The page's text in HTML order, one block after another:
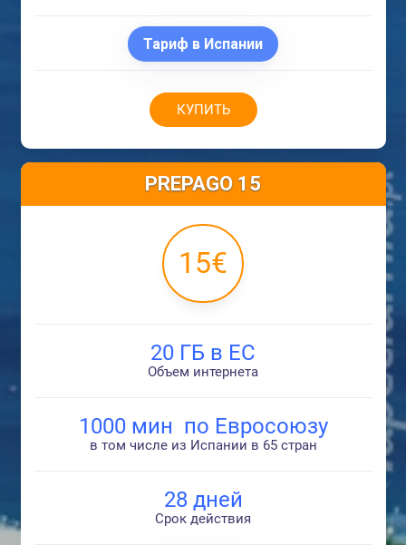
Тариф в Испании
КУПИТЬ
PREPAGO 15
15€
20 ГБ в ЕС
Объем интернета
1000 мин по Евросоюзу
в том числе из Испании в 65 стран
28 дней
Срок действия